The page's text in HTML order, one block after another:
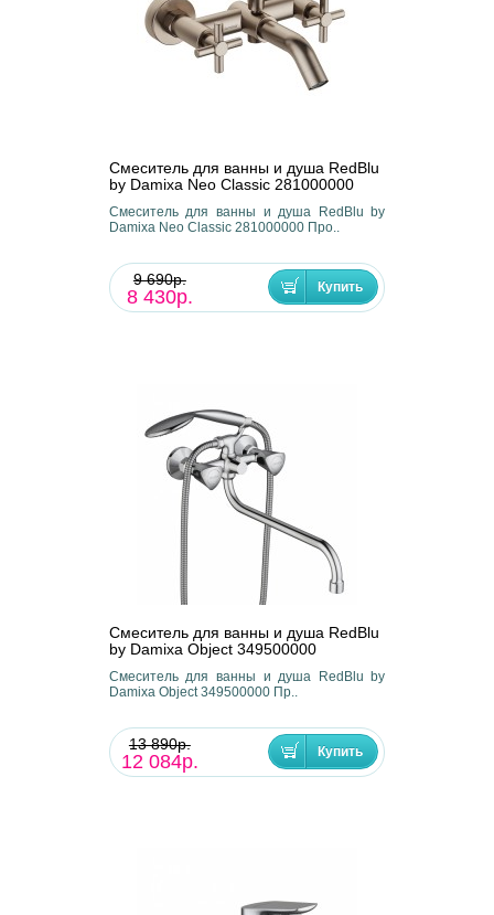
Смеситель для ванны и душа RedBlu
by Damixa Neo Classic 281000000
Смеситель для ванны и душа RedBlu by
Damixa Neo Classic 281000000 Про..
9 690р.
8 430р.
Смеситель для ванны и душа RedBlu
by Damixa Object 349500000
Смеситель для ванны и душа RedBlu by
Damixa Object 349500000 Пр..
13 890р.
12 084р.